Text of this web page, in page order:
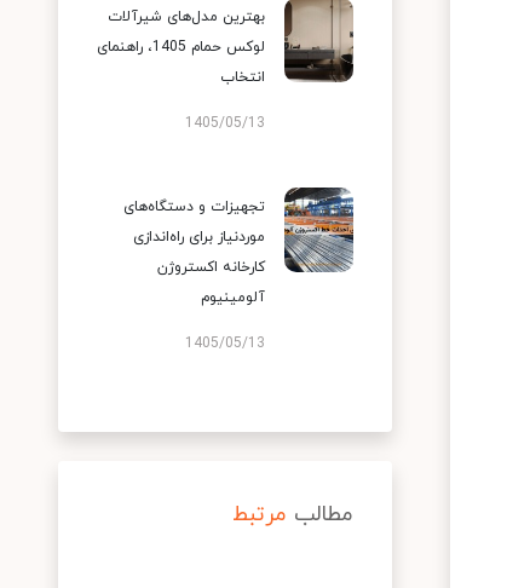
بهترین مدل‌های شیرآلات
لوکس حمام 1405، راهنمای
انتخاب
1405/05/13
تجهیزات و دستگاه‌های
موردنیاز برای راه‌اندازی
کارخانه اکستروژن
آلومینیوم
1405/05/13
مطالب مرتبط